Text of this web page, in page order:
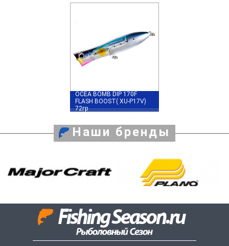
OCEA BOMB DIP 170F
FLASH BOOST( XU-P17V)
72гр
Наши бренды